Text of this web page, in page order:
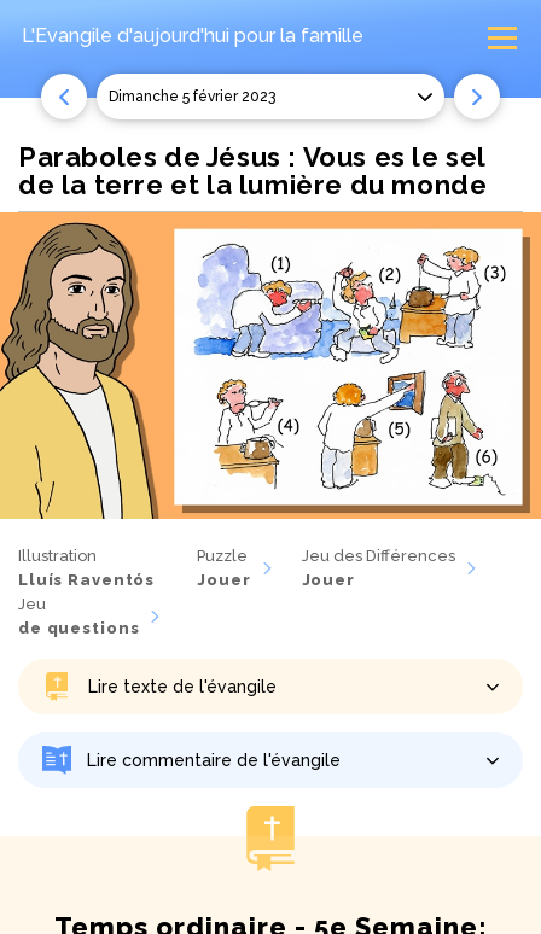
L'Evangile d'aujourd'hui pour la famille
dimanche 5 février 2023
Paraboles de Jésus : Vous es le sel
de la terre et la lumière du monde
Illustration
Lluís Raventós
Puzzle
Jouer
Jeu des Différences
Jouer
Jeu
de questions
Lire texte de l'évangile
Lire commentaire de l'évangile
Temps ordinaire - 5e Semaine: